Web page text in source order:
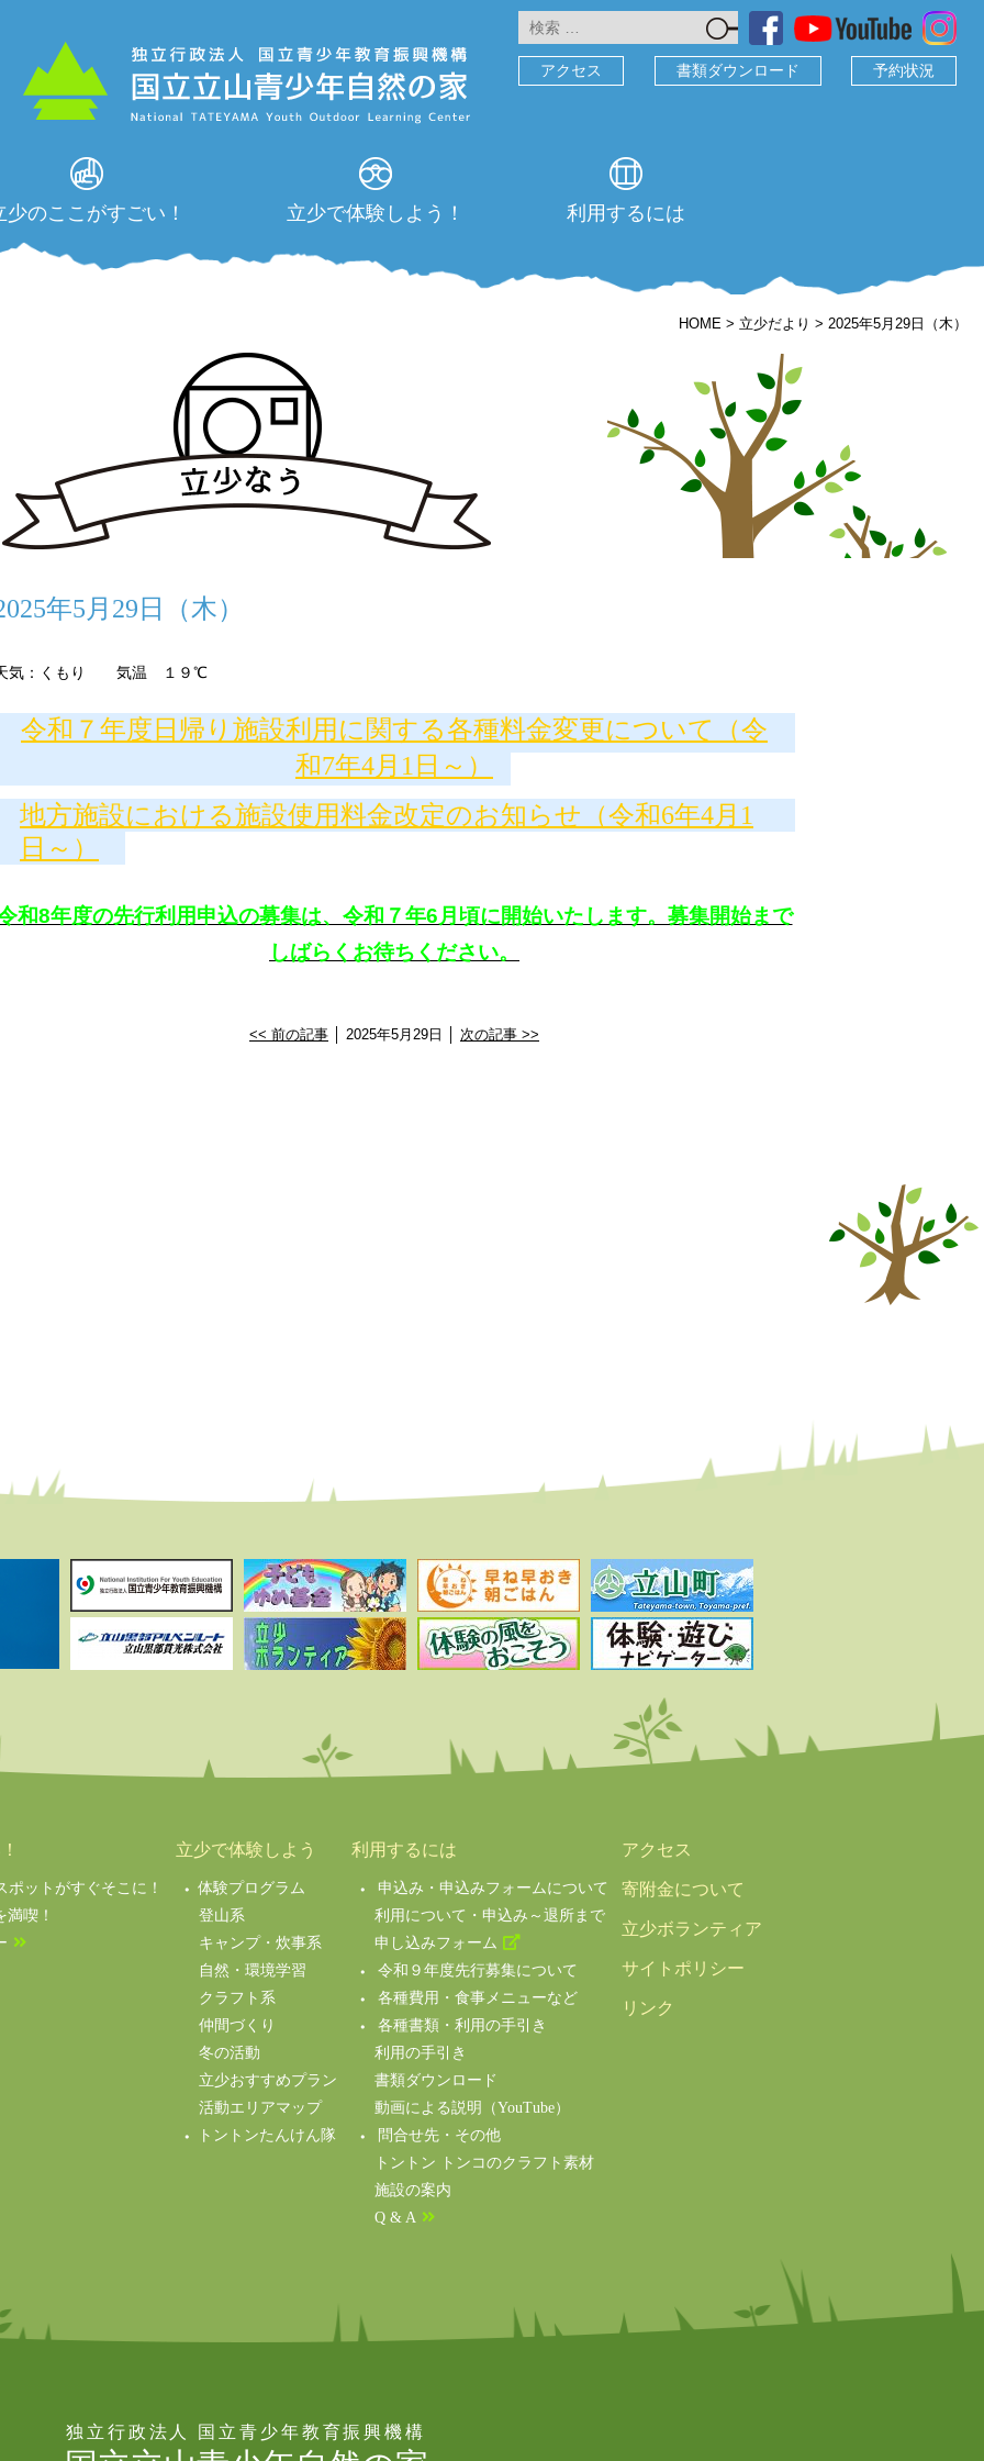
アクセス
書類ダウンロード 予約状況
少のここがすごい！ 立少で体験しよう！ 利用するには
HOME > 立少だより > 2025年5月29日（木）
年5月29日（木）
気：くもり 気温 １９℃
令和７年度日帰り施設利用に関する各種料金変更について（令
和7年4月1日～）
地方施設における施設使用料金改定のお知らせ（令和6年4月1
日～）
和8年度の先行利用申込の募集は、令和７年6月頃に開始いたします。募集開始まで
しばらくお待ちください。
<< 前の記事 │ 2025年5月29日 │ 次の記事 >>
ポットがすぐそこに！
喫！
立少で体験しよう
体験プログラム
登山系
キャンプ・炊事系
自然・環境学習
クラフト系
仲間づくり
冬の活動
立少おすすめプラン
活動エリアマップ
トントンたんけん隊
利用するには
申込み・申込みフォームについて
利用について・申込み～退所まで
申し込みフォーム
令和９年度先行募集について
各種費用・食事メニューなど
各種書類・利用の手引き
利用の手引き
書類ダウンロード
動画による説明（YouTube）
問合せ先・その他
トントン トンコのクラフト素材
施設の案内
Q & A
アクセス
寄附金について
立少ボランティア
サイトポリシー
リンク
独立行政法人 国立青少年教育振興機構